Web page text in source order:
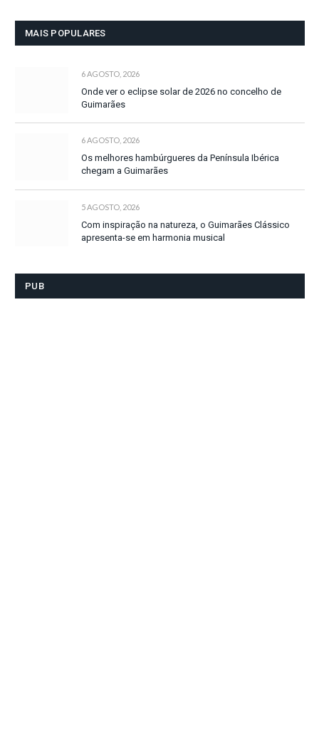
MAIS POPULARES
6 AGOSTO, 2026
Onde ver o eclipse solar de 2026 no concelho de
Guimarães
6 AGOSTO, 2026
Os melhores hambúrgueres da Península Ibérica
chegam a Guimarães
5 AGOSTO, 2026
Com inspiração na natureza, o Guimarães Clássico
apresenta-se em harmonia musical
PUB